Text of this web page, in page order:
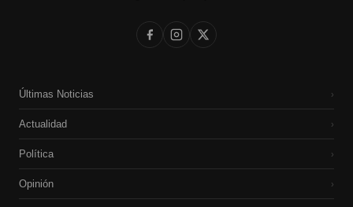
Últimas Noticias ›
Actualidad ›
Política ›
Opinión ›